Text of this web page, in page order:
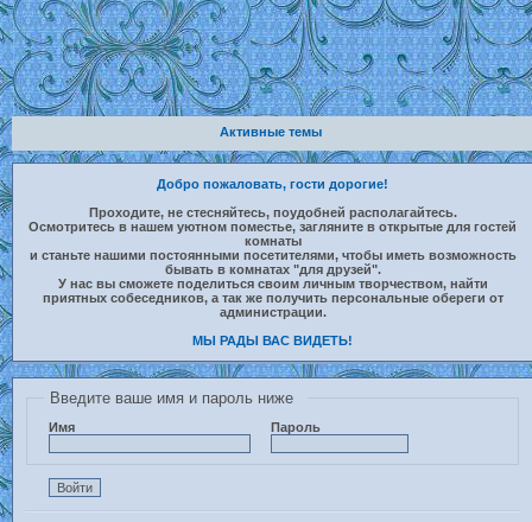
Активные темы
Добро пожаловать, гости дорогие!
Проходите, не стесняйтесь, поудобней располагайтесь.
Осмотритесь в нашем уютном поместье, загляните в открытые для гостей
комнаты
и станьте нашими постоянными посетителями, чтобы иметь возможность
бывать в комнатах "для друзей".
У нас вы сможете поделиться своим личным творчеством, найти
приятных собеседников, а так же получить персональные обереги от
администрации.
МЫ РАДЫ ВАС ВИДЕТЬ!
Введите ваше имя и пароль ниже
Имя Пароль